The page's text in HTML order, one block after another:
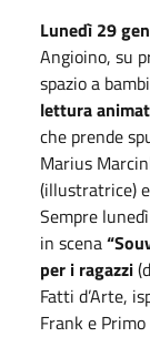
Lunedì 29
Angioino, su
spazio a
lettura
che prende
Marius
(illustratrice)
Sempre
in scena
per i ragazzi
Fatti d’Arte,
Frank e